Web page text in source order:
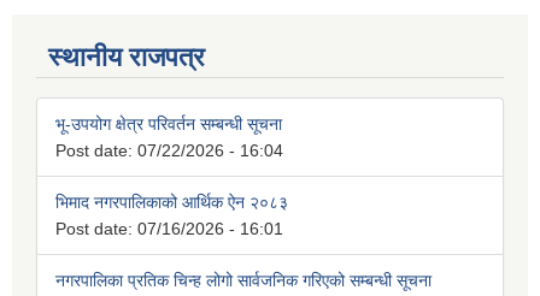
स्थानीय राजपत्र
भू-उपयोग क्षेत्र परिवर्तन सम्बन्धी सूचना
Post date: 07/22/2026 - 16:04
भिमाद नगरपालिकाको आर्थिक ऐन २०८३
Post date: 07/16/2026 - 16:01
नगरपालिका प्रतिक चिन्ह लोगो सार्वजनिक गरिएको सम्बन्धी सूचना